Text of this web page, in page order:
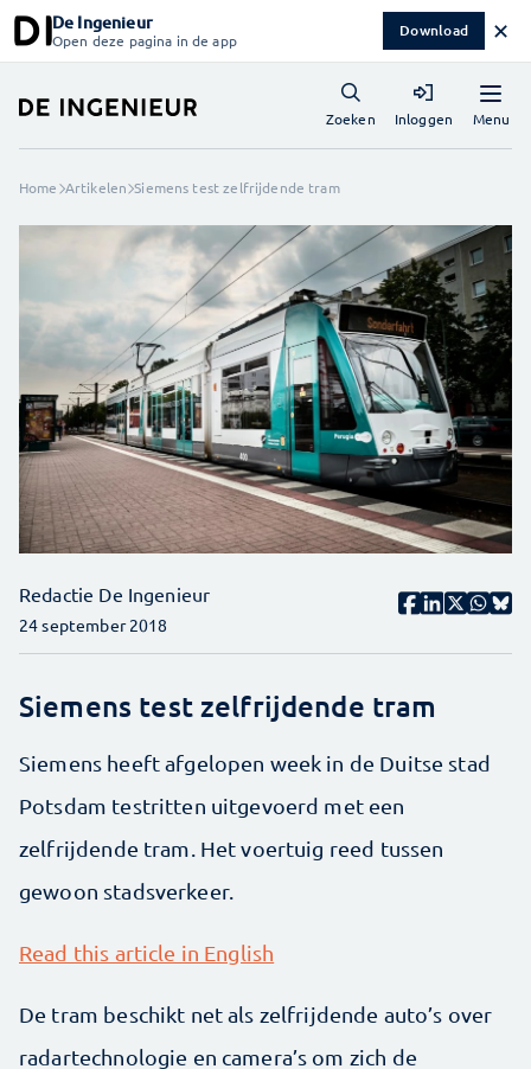
De Ingenieur
Open deze pagina in de app Download ✕
Menu
Zoeken Inloggen
Home Artikelen Siemens test zelfrijdende tram
Redactie De Ingenieur
24 september 2018
Siemens test zelfrijdende tram
Siemens heeft afgelopen week in de Duitse stad
Potsdam testritten uitgevoerd met een
zelfrijdende tram. Het voertuig reed tussen
gewoon stadsverkeer.
Read this article in English
De tram beschikt net als zelfrijdende auto’s over
radartechnologie en camera’s om zich de